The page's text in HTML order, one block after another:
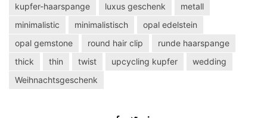
kupfer-haarspange
luxus geschenk
metall
minimalistic
minimalistisch
opal edelstein
opal gemstone
round hair clip
runde haarspange
thick
thin twist upcycling kupfer
wedding
Weihnachtsgeschenk